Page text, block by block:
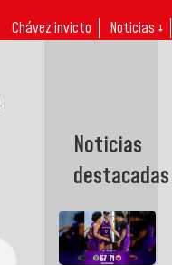
Chávez invicto Noticias ↓
Noticias
destacadas